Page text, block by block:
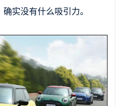
实没有什么吸引力。